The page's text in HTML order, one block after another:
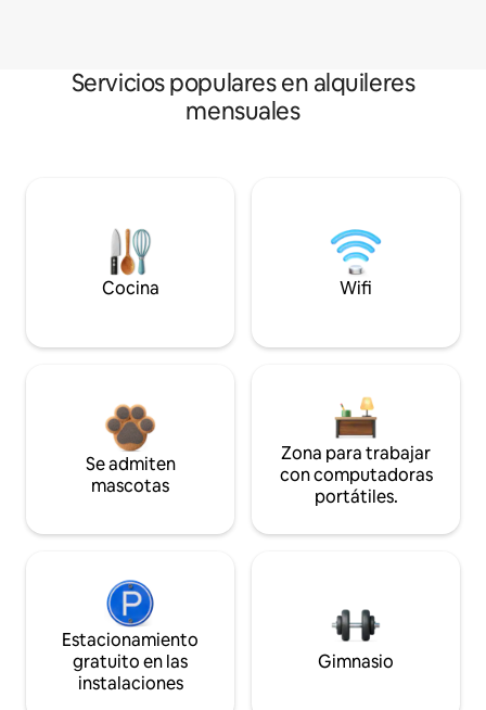
Servicios populares en alquileres
mensuales
Cocina Wifi
Se admiten
mascotas
Zona para trabajar
con computadoras
portátiles.
Estacionamiento
gratuito en las
instalaciones
Gimnasio